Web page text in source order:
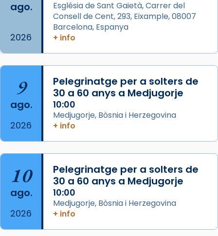
Aquest dilluns, 27 de juliol, ha tingut lloc la
missa d’acció de gràcies en agraïment al
comitè organitzador de la visita apostòlica
L’arquebisbe de Barcelona, el cardenal Joan
Josep Omella, ha presidit la missa i l’ha
concelebrat el bisbe auxiliar de Barcelona,
Mons. David Abadías.
📸 Dr. G. Simón
Foto
Arquebisbat de Barcelona
2 weeks ago
Memòria de les santes Juliana i
ago.
2026
Església de Sant Gaietà, Carrer del
Consell de Cent, 293, Eixample, 08007
Barcelona, Espanya
+ info
9
ago.
2026
Pelegrinatge per a solters de
30 a 60 anys a Medjugorje
10:00
Medjugorje, Bòsnia i Herzegovina
+ info
10
ago.
2026
Pelegrinatge per a solters de
30 a 60 anys a Medjugorje
10:00
Medjugorje, Bòsnia i Herzegovina
+ info